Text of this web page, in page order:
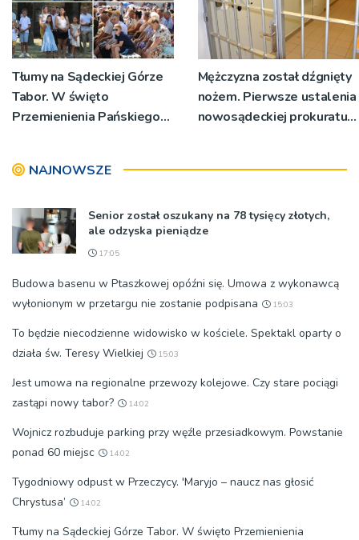
Tłumy na Sądeckiej Górze
Tabor. W święto
Przemienienia Pańskiego
[ZDJĘCIA]
Mężczyzna został dźgnięty
nożem. Pierwsze ustalenia
nowosądeckiej prokuratury
NAJNOWSZE
Senior został oszukany na 78 tysięcy złotych,
ale odzyska pieniądze
17:05
Budowa basenu w Ptaszkowej opóźni się. Umowa z wykonawcą
wyłonionym w przetargu nie zostanie podpisana
15:03
To będzie niecodzienne widowisko w kościele. Spektakl oparty o
działa św. Teresy Wielkiej
15:03
Jest umowa na regionalne przewozy kolejowe. Czy stare pociągi
zastąpi nowy tabor?
14:02
Wojnicz rozbuduje parking przy węźle przesiadkowym. Powstanie
ponad 60 miejsc
14:02
Tygodniowy odpust w Przeczycy. 'Maryjo – naucz nas głosić
Chrystusa’
14:02
Tłumy na Sądeckiej Górze Tabor. W święto Przemienienia